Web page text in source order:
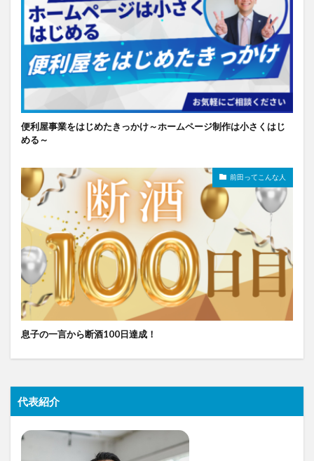
便利屋事業をはじめたきっかけ～ホームページ制作は小さくはじ
める～
前田ってこんな人
息子の一言から断酒100日達成！
代表紹介